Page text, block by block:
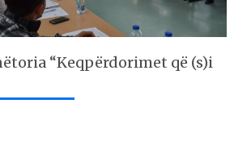
“Keqpërdorimet që (s)i